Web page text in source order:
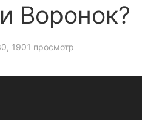
Воронок?
, 1901 просмотр